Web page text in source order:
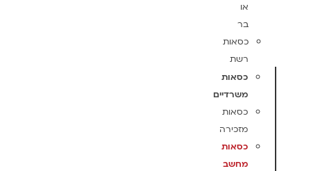
או
בר
כסאות
רשת
כסאות
משרדיים
כסאות
מזכירה
כסאות
מחשב